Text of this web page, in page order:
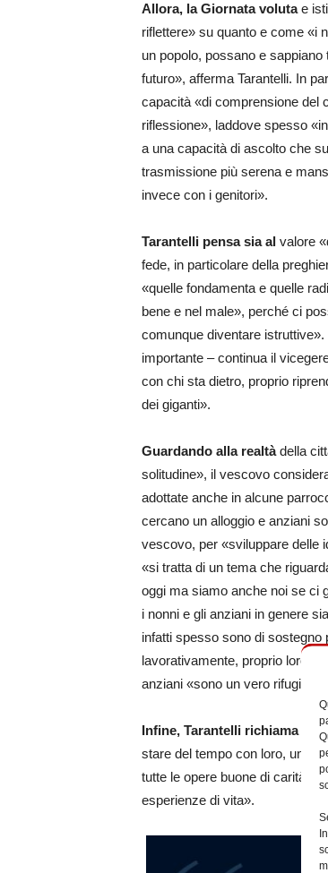
Allora, la Giornata volutae
riflettere» su quanto e come «i
un popolo, possano e
futuro», afferma Tarantelli. In
capacità «di comprensione del
riflessione», laddove spesso
a una capacità di ascolto che
trasmissione più serena e
invece con i genitori».
Tarantelli pensa sia al valore
fede, in particolare della
«quelle fondamenta e quelle
bene e nel male», perché ci
comunque diventare
importante – continua il
con chi sta dietro, proprio
dei giganti».
Guardando alla realtàdella
solitudine», il vescovo
adottate anche in alcune
cercano un alloggio e anziani
vescovo, per «sviluppare delle
«si tratta di un tema che
oggi ma siamo anche noi se ci
i nonni e gli anziani in genere
infatti spesso sono di
lavorativamente, proprio loro
anziani «sono un vero rifugio in
Infine, Tarantelli richiama
stare del tempo con loro, un
tutte le opere buone di carità».
esperienze di vita».